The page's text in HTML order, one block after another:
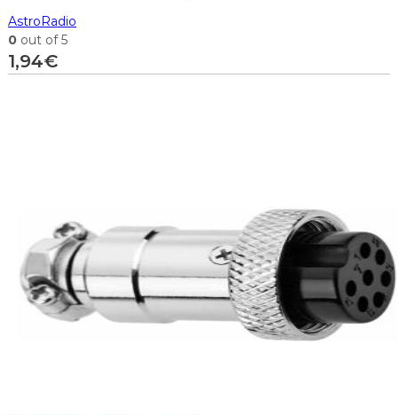
AstroRadio
0 out of 5
1,94€